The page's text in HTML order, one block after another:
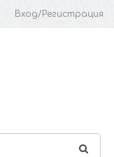
Вход/Регистрация